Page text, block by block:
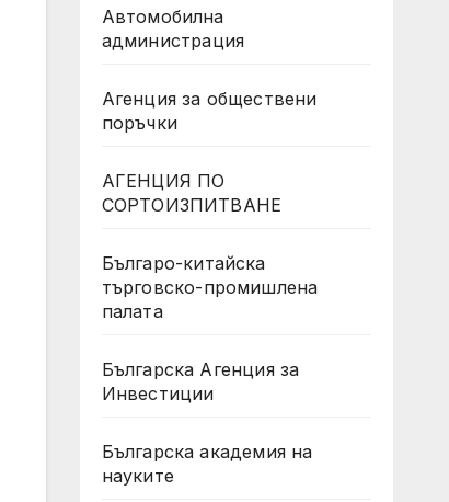
Автомобилна
администрация
Агенция за обществени
поръчки
АГЕНЦИЯ ПО
СОРТОИЗПИТВАНЕ
Българо-китайска
търговско-промишлена
палата
Българска Агенция за
Инвестиции
Българска академия на
науките